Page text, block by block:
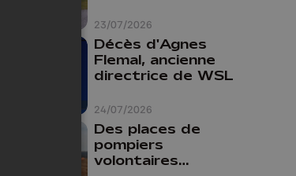
23/07/2026
24/07/2026
Décès d'Agnes
Flemal, ancienne
directrice de WSL
Des places de
pompiers
volontaires